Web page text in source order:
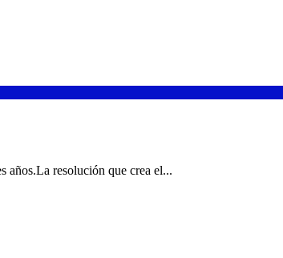
años.La resolución que crea el...